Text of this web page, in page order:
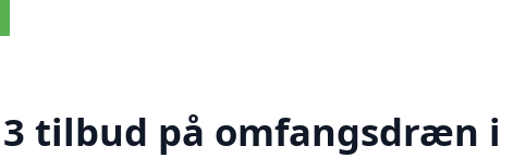
tilbud på omfangsdræn i